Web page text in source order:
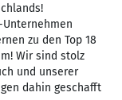
zu den Top 18
Wir sind stolz
und unserer
dahin geschafft